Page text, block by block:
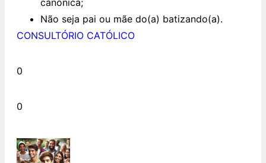
canônica;
Não seja pai ou mãe do(a) batizando(a).
CONSULTÓRIO CATÓLICO
0
0